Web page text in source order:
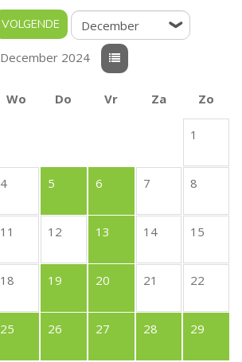
VOLGENDE
December 2024
Wo Do Vr Za Zo
1
4 5 6 7 8
11 12 13 14 15
18 19 20 21 22
25 26 27 28 29